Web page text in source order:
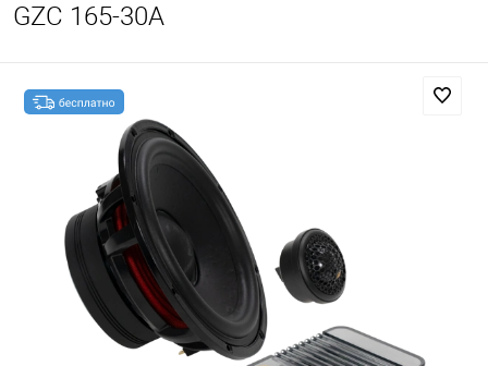
GZC 165-30A